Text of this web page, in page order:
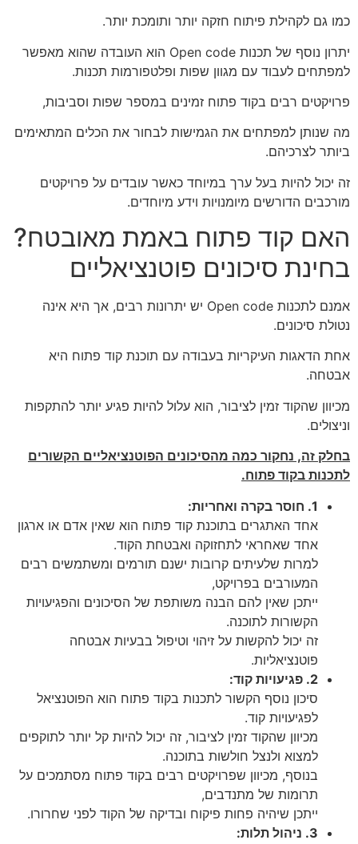
כמו גם לקהילת פיתוח חזקה יותר ותומכת יותר.
יתרון נוסף של תכנות Open code הוא העובדה שהוא מאפשר
למפתחים לעבוד עם מגוון שפות ופלטפורמות תכנות.
פרויקטים רבים בקוד פתוח זמינים במספר שפות וסביבות,
מה שנותן למפתחים את הגמישות לבחור את הכלים המתאימים
ביותר לצרכיהם.
זה יכול להיות בעל ערך במיוחד כאשר עובדים על פרויקטים
מורכבים הדורשים מיומנויות וידע מיוחדים.
האם קוד פתוח באמת מאובטח?
בחינת סיכונים פוטנציאליים
אמנם לתכנות Open code יש יתרונות רבים, אך היא אינה
נטולת סיכונים.
אחת הדאגות העיקריות בעבודה עם תוכנת קוד פתוח היא
אבטחה.
מכיוון שהקוד זמין לציבור, הוא עלול להיות פגיע יותר להתקפות
וניצולים.
בחלק זה, נחקור כמה מהסיכונים הפוטנציאליים הקשורים
לתכנות בקוד פתוח.
1. חוסר בקרה ואחריות:
אחד האתגרים בתוכנת קוד פתוח הוא שאין אדם או ארגון
אחד שאחראי לתחזוקה ואבטחת הקוד.
למרות שלעיתים קרובות ישנם תורמים ומשתמשים רבים
המעורבים בפרויקט,
ייתכן שאין להם הבנה משותפת של הסיכונים והפגיעויות
הקשורות לתוכנה.
זה יכול להקשות על זיהוי וטיפול בבעיות אבטחה
פוטנציאליות.
2. פגיעויות קוד:
סיכון נוסף הקשור לתכנות בקוד פתוח הוא הפוטנציאל
לפגיעויות קוד.
מכיוון שהקוד זמין לציבור, זה יכול להיות קל יותר לתוקפים
למצוא ולנצל חולשות בתוכנה.
בנוסף, מכיוון שפרויקטים רבים בקוד פתוח מסתמכים על
תרומות של מתנדבים,
ייתכן שיהיה פחות פיקוח ובדיקה של הקוד לפני שחרורו.
3. ניהול תלות: